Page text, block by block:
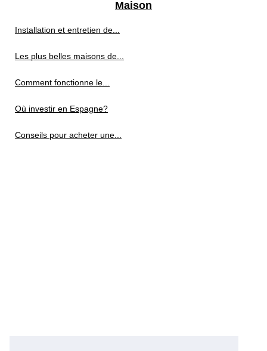
Maison
Installation et entretien de...
Les plus belles maisons de...
Comment fonctionne le...
Où investir en Espagne?
Conseils pour acheter une...